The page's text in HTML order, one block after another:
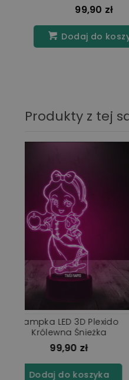
99,90 zł
Dodaj do
Produkty z tej
Lampka LED 3D
Arielka Mała
99,90 zł
Dodaj do